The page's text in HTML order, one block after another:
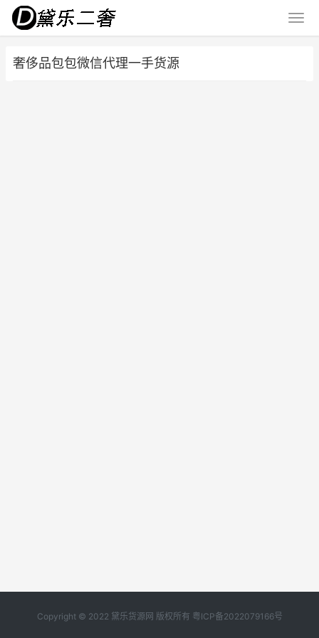
奢侈品包包微信代理一手货源
Copyright © 2022 黛乐货源网 版权所有 粤ICP备2022079166号